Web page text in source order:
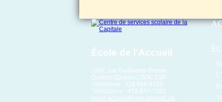
École de l'Accueil
1587, rue Guillaume-Bresse
Québec (Québec) G3E 1G9
Téléphone : 418 686-4708
Télécopieur : 418 847-7282
ecole.accueil@cssc.gouv.qc.ca